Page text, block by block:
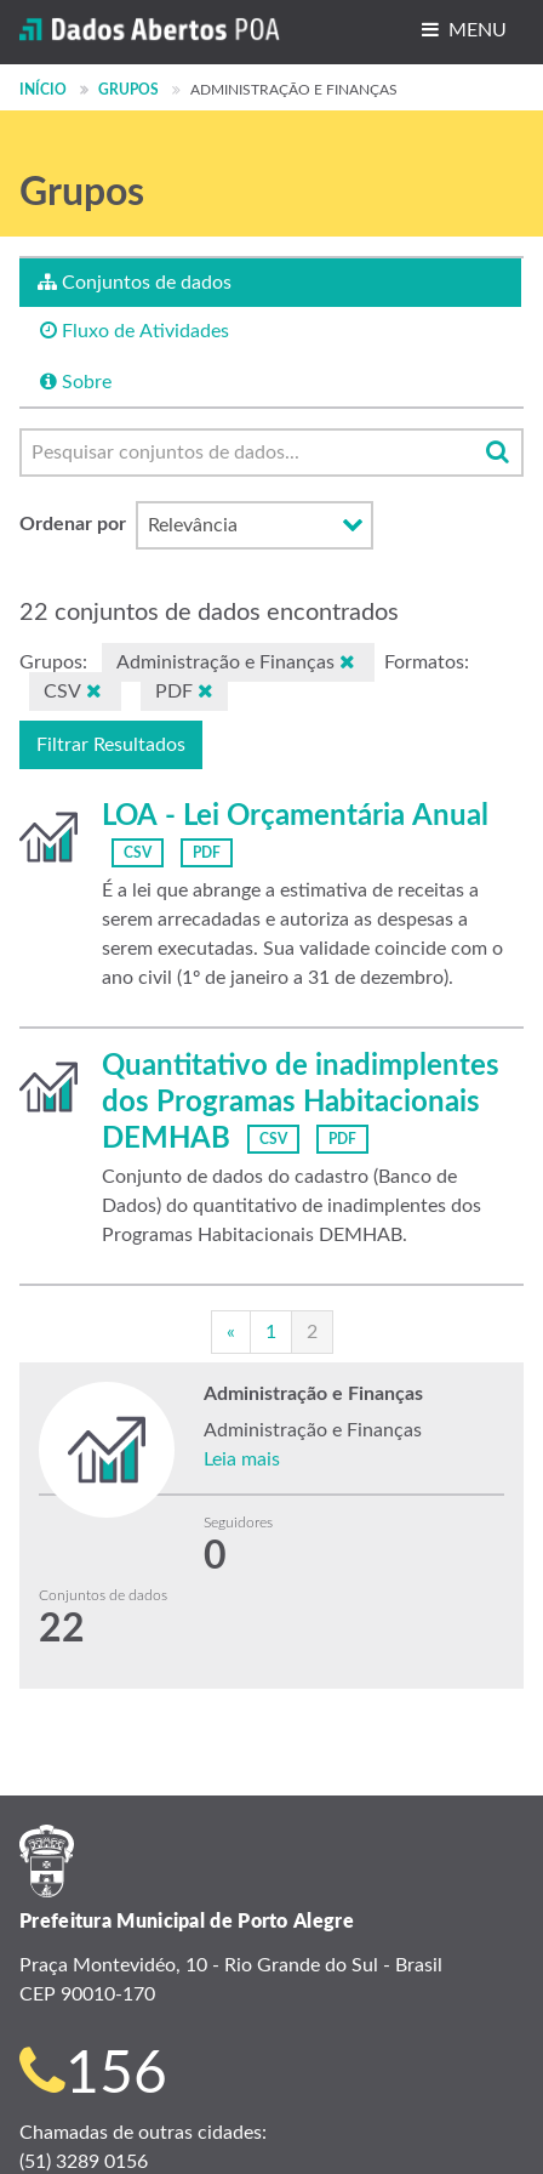
MENU
Conjuntos de dados
Grupos
INÍCIO GRUPOS ADMINISTRAÇÃO E FINANÇAS
Grupos
Conjuntos de dados
Fluxo de Atividades
Sobre
Ordenar por
22 conjuntos de dados encontrados
Grupos: Administração e Finanças
Formatos:
CSV
PDF
Filtrar Resultados
LOA - Lei Orçamentária Anual
CSV PDF
É a lei que abrange a estimativa de receitas a
serem arrecadadas e autoriza as despesas a
serem executadas. Sua validade coincide com o
ano civil (1º de janeiro a 31 de dezembro).
Quantitativo de inadimplentes
dos Programas Habitacionais
DEMHAB
CSV PDF
Conjunto de dados do cadastro (Banco de
Dados) do quantitativo de inadimplentes dos
Programas Habitacionais DEMHAB.
« 1 2
Administração e Finanças
Administração e Finanças
Leia mais
Seguidores
0
Conjuntos de dados
22
Prefeitura Municipal de Porto Alegre
Praça Montevidéo, 10 - Rio Grande do Sul - Brasil
CEP 90010-170
Telefone
para
156
Chamadas de outras cidades:
(51) 3289 0156